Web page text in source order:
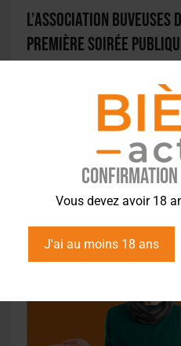
Vous devez avoir 18
J'ai au moins 18 ans
L’association
première soirée